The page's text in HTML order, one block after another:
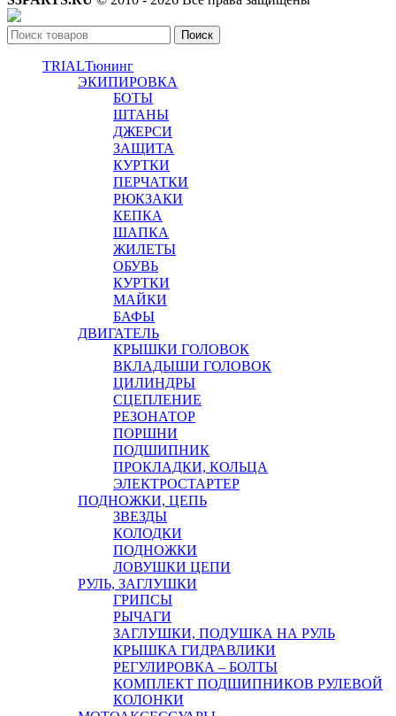
Поиск
TRIALТюнинг
ЭКИПИРОВКА
БОТЫ
ШТАНЫ
ДЖЕРСИ
ЗАЩИТА
КУРТКИ
ПЕРЧАТКИ
РЮКЗАКИ
КЕПКА
ШАПКА
ЖИЛЕТЫ
ОБУВЬ
КУРТКИ
МАЙКИ
БАФЫ
ДВИГАТЕЛЬ
КРЫШКИ ГОЛОВОК
ВКЛАДЫШИ ГОЛОВОК
ЦИЛИНДРЫ
СЦЕПЛЕНИЕ
РЕЗОНАТОР
ПОРШНИ
ПОДШИПНИК
ПРОКЛАДКИ, КОЛЬЦА
ЭЛЕКТРОСТАРТЕР
ПОДНОЖКИ, ЦЕПЬ
ЗВЕЗДЫ
КОЛОДКИ
ПОДНОЖКИ
ЛОВУШКИ ЦЕПИ
РУЛЬ, ЗАГЛУШКИ
ГРИПСЫ
РЫЧАГИ
ЗАГЛУШКИ, ПОДУШКА НА РУЛЬ
КРЫШКА ГИДРАВЛИКИ
РЕГУЛИРОВКА – БОЛТЫ
КОМПЛЕКТ ПОДШИПНИКОВ РУЛЕВОЙ
КОЛОНКИ